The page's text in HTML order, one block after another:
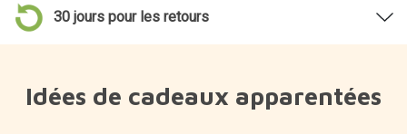
30 jours pour les retours
Idées de cadeaux apparentées